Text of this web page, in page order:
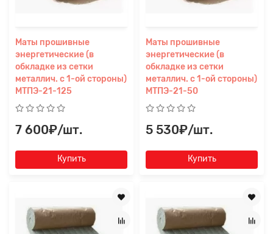
Маты прошивные
энергетические (в
обкладке из сетки
металлич. с 1-ой стороны)
МТПЭ-21-125
7 600₽/шт.
Купить
Маты прошивные
энергетические (в
обкладке из сетки
металлич. с 1-ой стороны)
МТПЭ-21-50
5 530₽/шт.
Купить